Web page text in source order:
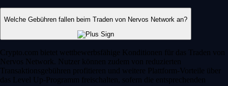
Welche Gebühren fallen beim Traden von Nervos Network an?
Crypto.com bietet wettbewerbsfähige Konditionen für das Traden von
Nervos Network. Nutzer können zudem von reduzierten
Transaktionsgebühren profitieren und weitere Plattform-Vorteile über
das Level Up-Programm freischalten, sofern die entsprechenden